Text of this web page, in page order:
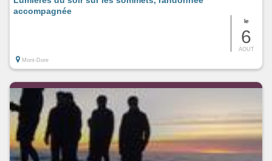
le
6
AOUT
accompagnée
Mont-Dore